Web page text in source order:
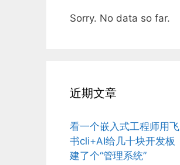
Sorry. No data so far.
近期文章
看一个嵌入式工程师用飞
书cli+AI给几十块开发板
建了个“管理系统”